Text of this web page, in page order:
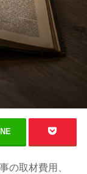
の取材費用、